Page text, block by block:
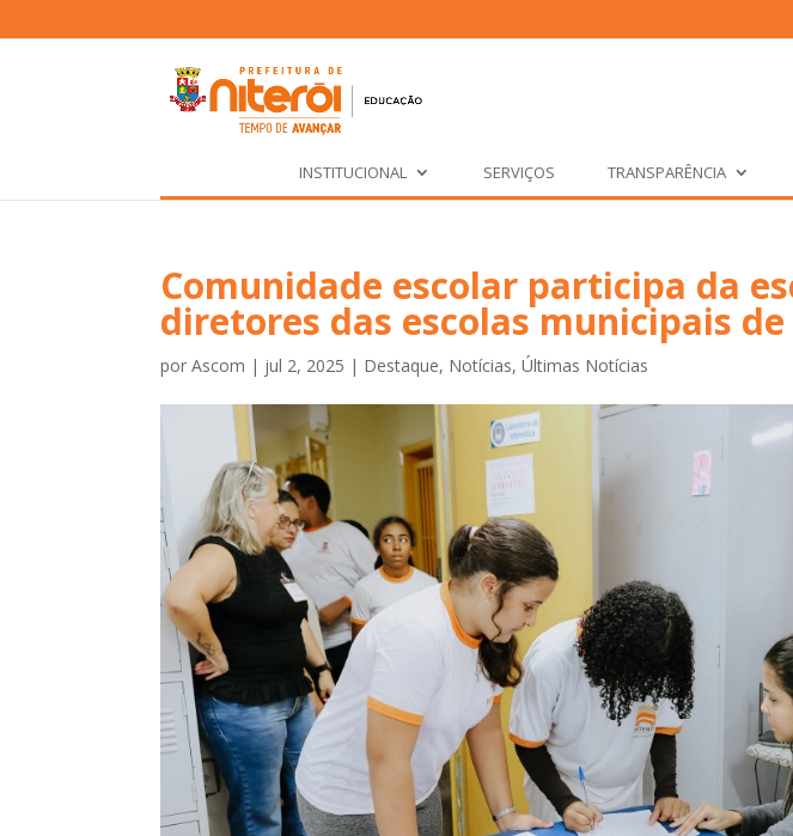
INSTITUCIONAL SERVIÇOS TRANSPARÊNCIA
Comunidade escolar participa da
diretores das escolas municipais
porAscom | jul 2, 2025 | Destaque, Notícias,Últimas Notícias